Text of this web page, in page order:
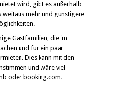
wird, gibt es außerhalb
weitaus mehr und günstigere
Gastfamilien, die im
und für ein paar
Dies kann mit den
und wäre viel
oder booking.com.